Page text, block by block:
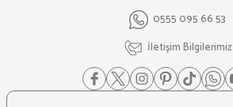
0555 095 66 53
İletişim Bilgilerimiz